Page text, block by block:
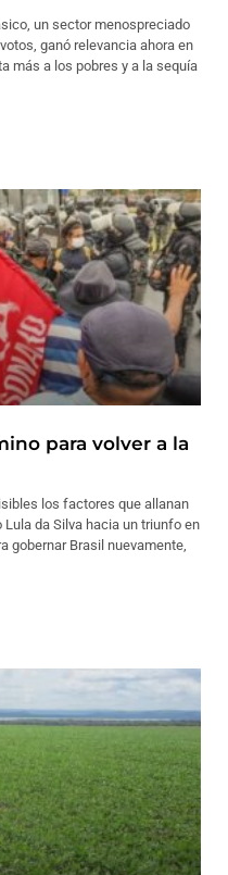
un sector menospreciado
ganó relevancia ahora en
más a los pobres y a la sequía
para volver a la
los factores que allanan
da Silva hacia un triunfo en
gobernar Brasil nuevamente,